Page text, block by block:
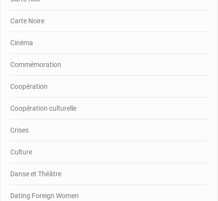
Carte Noire
Cinéma
Commémoration
Coopération
Coopération culturelle
Crises
Culture
Danse et Théâtre
Dating Foreign Women